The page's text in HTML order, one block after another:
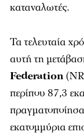
καταναλωτές.
Τα τελευταία
αυτή τη
Federation
περίπου 87,3
εκατομμύρια